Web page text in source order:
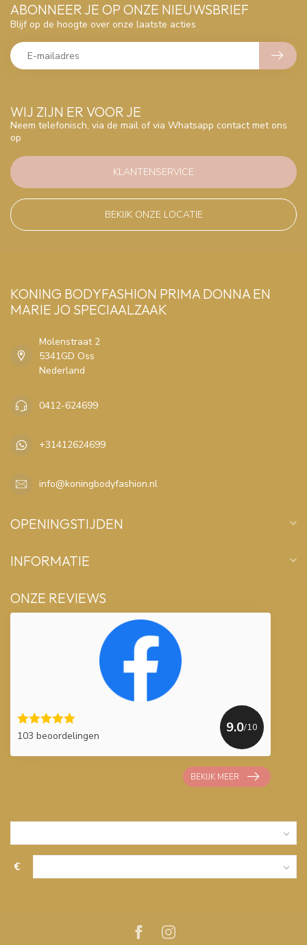
WIJ ZIJN ER VOOR JE
Neem telefonisch, via de mail of via Whatsapp contact met ons
op
KLANTENSERVICE
BEKIJK ONZE LOCATIE
ABONNEER JE OP ONZE NIEUWSBRIEF
Blijf op de hoogte over onze laatste acties
KONING BODYFASHION PRIMA DONNA EN
MARIE JO SPECIAALZAAK
Molenstraat 2
5341GD Oss
Nederland
0412-624699
+31412624699
info@koningbodyfashion.nl
OPENINGSTIJDEN
INFORMATIE
ONZE REVIEWS
103 beoordelingen
9.0/10
BEKIJK MEER
€